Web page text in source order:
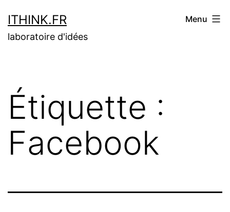
au
contenu
ITHINK.FR
laboratoire d'idées
Menu
Étiquette :
Facebook